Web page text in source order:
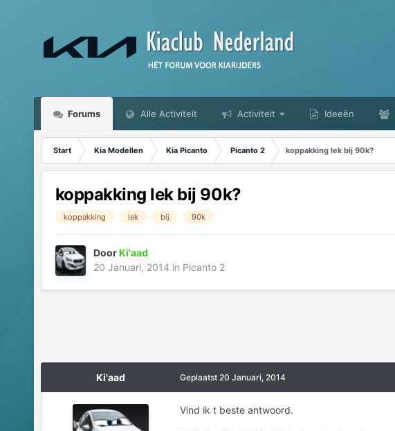
Forums Alle Activiteit Activiteit Ideeën
Start Kia Modellen Kia Picanto Picanto 2 koppakking lek bij 90k?
koppakking lek bij 90k?
koppakking lek bij 90k
DoorKi'aad
20 Januari, 2014 in Picanto 2
Ki'aad Geplaatst 20 Januari, 2014
Vind ik t beste antwoord.